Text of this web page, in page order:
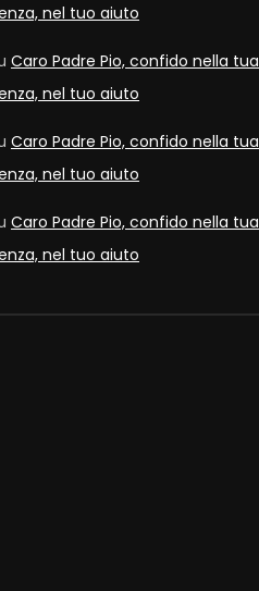
nel tuo aiuto
Caro Padre Pio, confido nella tua
nel tuo aiuto
Caro Padre Pio, confido nella tua
nel tuo aiuto
Caro Padre Pio, confido nella tua
nel tuo aiuto